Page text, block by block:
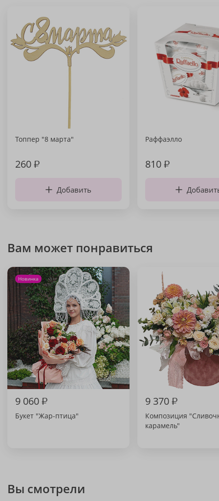
Топпер "8 марта"
260₽
Добавить
Раффаэлло
810₽
Вам может понравиться
Новинка
9 060₽
Букет "Жар-птица"
9 370₽
Композиция
карамель"
Вы смотрели